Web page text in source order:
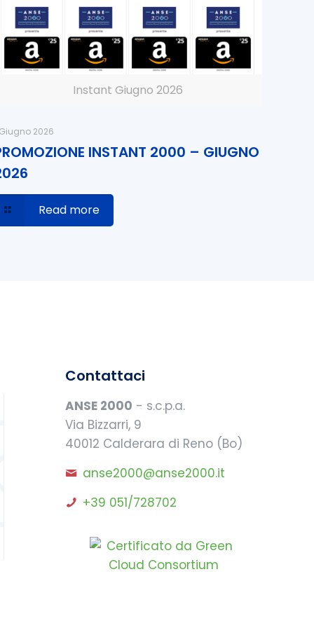
Instant Giugno 2026
2026
INSTANT 2000 – GIUGNO
Read more
Contattaci
ANSE 2000 - s.c.p.a.
Via Bizzarri, 9
40012 Calderara di Reno (Bo)
anse2000@anse2000.it
+39 051/728702